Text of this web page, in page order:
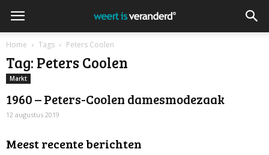
Home Tags Peters Coolen
Tag: Peters Coolen
Markt
1960 – Peters-Coolen damesmodezaak
12 augustus 2019
Meest recente berichten